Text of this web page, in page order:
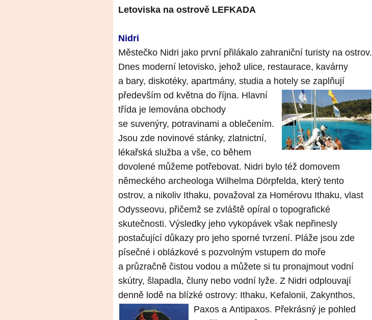
Letoviska na ostrově LEFKADA
Nidri
Městečko Nidri jako první přilákalo zahraniční turisty na ostrov.
Dnes moderní letovisko, jehož ulice, restaurace, kavárny
a bary, diskotéky, apartmány, studia a hotely se zaplňují
především od května do října. Hlavní
třída je lemována obchody
se suvenýry, potravinami a oblečením.
Jsou zde novinové stánky, zlatnictní,
lékařská služba a vše, co během
dovolené můžeme potřebovat. Nidri bylo též domovem
německého archeologa Wilhelma Dörpfelda, který tento
ostrov, a nikoliv Ithaku, považoval za Homérovu Ithaku, vlast
Odysseovu, přičemž se zvláště opíral o topografické
skutečnosti. Výsledky jeho vykopávek však nepřinesly
postačující důkazy pro jeho sporné tvrzení. Pláže jsou zde
písečné i oblázkové s pozvolným vstupem do moře
a průzračně čistou vodou a můžete si tu pronajmout vodní
skútry, šlapadla, čluny nebo vodní lyže. Z Nidri odplouvají
denně lodě na blízké ostrovy: Ithaku, Kefalonii, Zakynthos,
Paxos a Antipaxos. Překrásný je pohled